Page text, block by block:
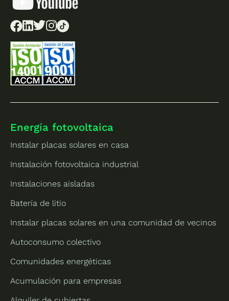
Energía fotovoltaica
Instalar placas solares en casa
Instalación fotovoltaica industrial
Instalaciones aisladas
Batería de litio
Instalar placas solares en una comunidad de vecinos
Autoconsumo colectivo
Comunidades energéticas
Acumulación para empresas